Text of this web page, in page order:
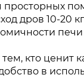
просторных
дров 10-20
кто ценит
в